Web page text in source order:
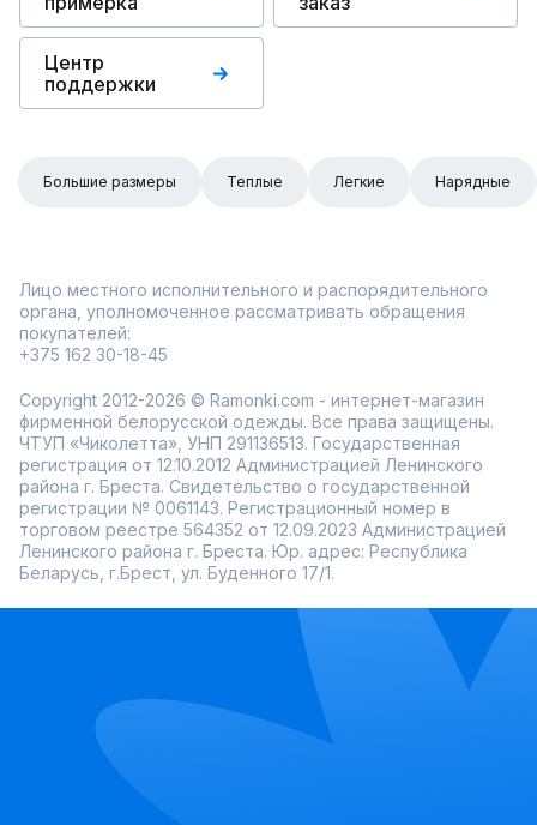
Центр
поддержки
Большие размеры Теплые Легкие Нарядные
Лицо местного исполнительного и распорядительного
органа, уполномоченное рассматривать обращения
покупателей:
+375 162 30-18-45
Copyright 2012-2026 © Ramonki.com - интернет-магазин
фирменной белорусской одежды. Все права защищены.
ЧТУП «Чиколетта», УНП 291136513. Государственная
регистрация от 12.10.2012 Администрацией Ленинского
района г. Бреста. Свидетельство о государственной
регистрации № 0061143. Регистрационный номер в
торговом реестре 564352 от 12.09.2023 Администрацией
Ленинского района г. Бреста. Юр. адрес: Республика
Беларусь, г.Брест, ул. Буденного 17/1.